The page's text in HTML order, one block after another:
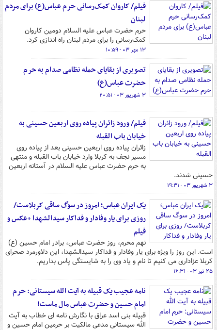
فیلم/ کاروان کمک‌رسانی حرم عباس(ع) برای مردم
لبنان
حرم حضرت عباس علیه السلام دومین کاروان
کمک‌رسانی را برای مردم لبنان راه اندازی کرد.
۱۳ مهر ۰۳ - ۱۰:۵۹
تصویری از بقایای حمله نظامی صدام به حرم
حضرت عباس(ع)
۳ شهریور ۰۳ - ۲۰:۵۱
فیلم/ ورود زائران پیاده روی اربعین حسینی به
خیابان باب القبله
زائران پیاده روی اربعین حسینی بعد از پیاده روی
مسیر نجف به کربلا وارد خیابان باب القبله و منتهی
به حرم حضرت عباس علیه السلام در آستانه اربعین
حسینی شدند.
۳ شهریور ۰۳ - ۱۹:۳۱
یک ایران عباس؛ امروز در سوگ ساقی کربلاست/
روزی برای یار وفادار و فداکار سیدالشهدا +عکس و
فیلم
نهم محرم، روز حضرت عباس، برادر امام حسین (ع)
است. این روز را ویژه برای یار وفادار و فداکار سیدالشهدا، این دلاورمرد صحرای
کربلا عزاداری می کنیم تا نام و یاد وی را به شایستگی پاس بداریم.
۲۵ تیر ۰۳ - ۱۶:۳۱
نامه عجیب یک قبیله به آیت الله سیستانی: حرم
امام حسین و حضرت عباس مال ماست!
قبیله بنی اسد عراق با نگارش نامه ای خطاب به آیت
الله سیستانی مدعی مالکیت بر حرمین امام حسین و